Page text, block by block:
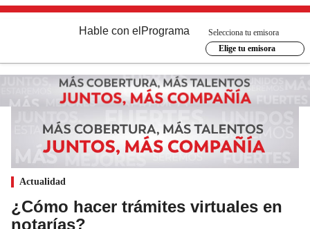
Hable con el Programa
Selecciona tu emisora
Elige tu emisora
Actualidad
¿Cómo hacer trámites virtuales en
notarías?